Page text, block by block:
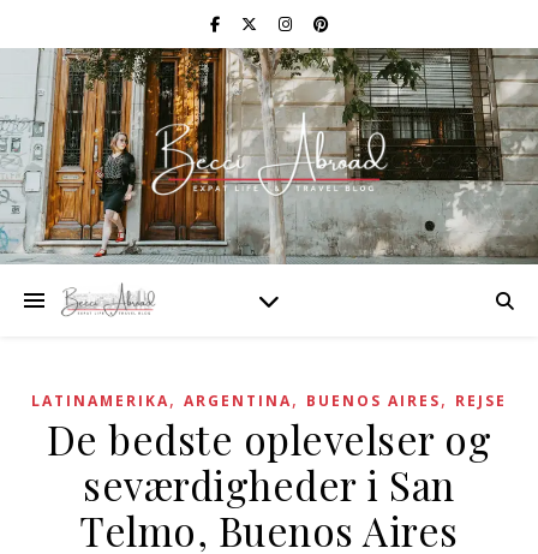
LATINAMERIKA, ARGENTINA, BUENOS AIRES, REJSE
De bedste oplevelser og
seværdigheder i San
Telmo, Buenos Aires